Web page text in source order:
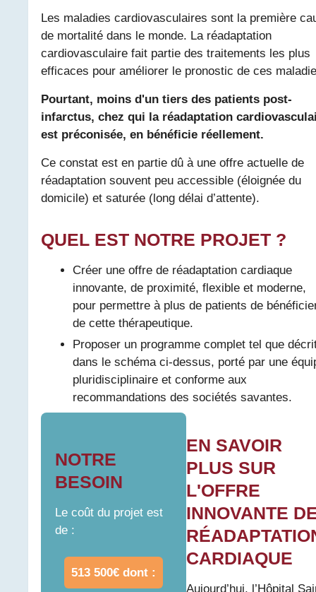
Les maladies cardiovasculaires sont la première
de mortalité dans le monde. La réadaptation
cardiovasculaire fait partie des traitements les plus
efficaces pour améliorer le pronostic de ces
Pourtant, moins d'un tiers des patients post-
infarctus, chez qui la réadaptation
est préconisée, en bénéficie réellement.
Ce constat est en partie dû à une offre actuelle de
réadaptation souvent peu accessible (éloignée du
domicile) et saturée (long délai d’attente).
QUEL EST NOTRE PROJET ?
Créer une offre de réadaptation cardiaque
innovante, de proximité, flexible et moderne,
pour permettre à plus de patients de
de cette thérapeutique.
Proposer un programme complet tel que
dans le schéma ci-dessus, porté par une
pluridisciplinaire et conforme aux
recommandations des sociétés savantes.
NOTRE
BESOIN
Le coût du projet est
de :
513 500€ dont :
EN SAVOIR
PLUS SUR
L'OFFRE
INNOVANTE
CARDIAQUE
Aujourd’hui, l’Hôpital